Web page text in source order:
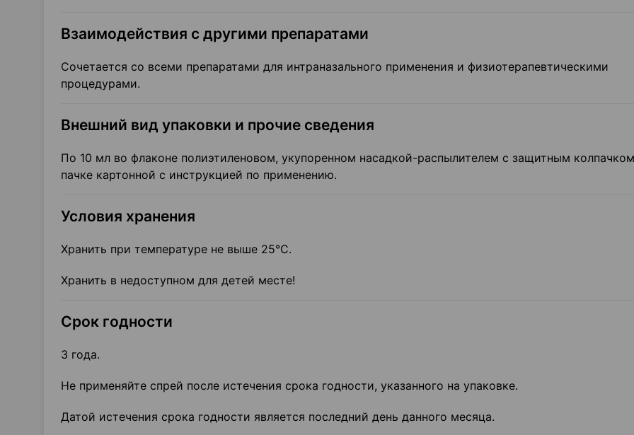
Взаимодействия с другими препаратами
Сочетается со всеми препаратами для интраназального применения и физиотерапевтическими
процедурами.
Внешний вид упаковки и прочие сведения
По 10 мл во флаконе полиэтиленовом, укупоренном насадкой-распылителем с защитным
пачке картонной с инструкцией по применению.
Условия хранения
Хранить при температуре не выше 25°С.
Хранить в недоступном для детей месте!
Срок годности
3 года.
Не применяйте спрей после истечения срока годности, указанного на упаковке.
Датой истечения срока годности является последний день данного месяца.